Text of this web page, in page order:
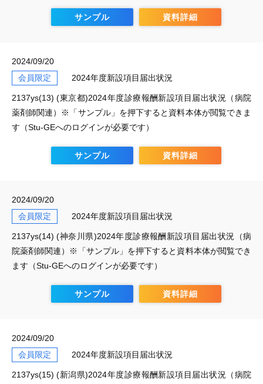
サンプル 資料詳細
2024/09/20
会員限定
2024年度新設項目届出状況
2137ys(13) (東京都)2024年度診療報酬新設項目届出状況（病院
薬剤師関連）※「サンプル」を押下すると資料本体が閲覧できま
す（Stu-GEへのログインが必要です）
サンプル 資料詳細
2024/09/20
会員限定
2024年度新設項目届出状況
2137ys(14) (神奈川県)2024年度診療報酬新設項目届出状況（病
院薬剤師関連）※「サンプル」を押下すると資料本体が閲覧でき
ます（Stu-GEへのログインが必要です）
サンプル 資料詳細
2024/09/20
会員限定
2024年度新設項目届出状況
2137ys(15) (新潟県)2024年度診療報酬新設項目届出状況（病院